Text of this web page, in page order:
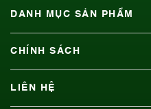
DANH MỤC SẢN PHẨM
CHÍNH SÁCH
LIÊN HỆ